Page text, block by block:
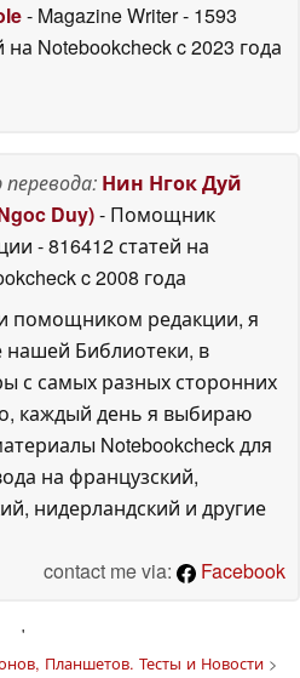
- Magazine Writer- 1593
на Notebookcheckc 2023 года
Нин Нгок Дуй
Duy)- Помощник
- 816412 статей на
c 2008 года
помощником редакции, я
Библиотеки, в
с самых разных сторонних
каждый день я выбираю
Notebookcheck для
на французский,
нидерландский и другие
contact me via:
Facebook
'
Планшетов. Тесты и Новости>